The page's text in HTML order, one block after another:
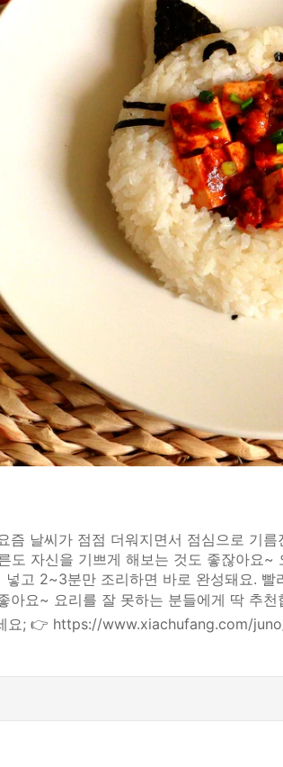
즘 날씨가 점점 더워지면서 점심으로 기
도 자신을 기쁘게 해보는 것도 좋잖아요
고 2~3분만 조리하면 바로 완성돼요.
아요~ 요리를 잘 못하는 분들에게 딱
요; 👉 https://www.xiachufang.com/